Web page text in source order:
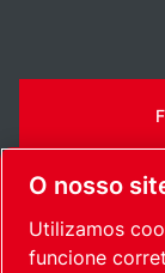
O nosso
Utilizamos
funcione